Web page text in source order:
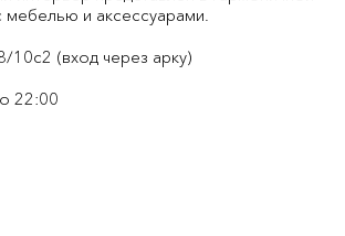
мебелью и аксессуарами.
10с2 (вход через арку)
22:00